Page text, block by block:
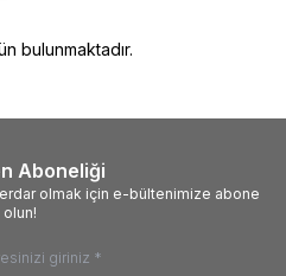
bulunmaktadır.
Aboneliği
olmak için e-bültenimize abone
olun!